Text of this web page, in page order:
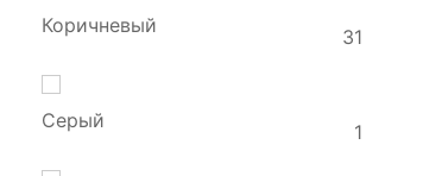
Коричневый 31
Серый 1